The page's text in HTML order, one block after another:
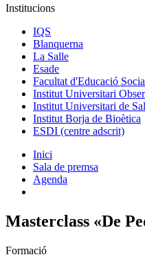
Institucions
IQS
Blanquerna
La Salle
Esade
Facultat d'Educació
Institut Universitari
Institut Universitari de
Institut Borja de Bioètica
ESDI (centre adscrit)
Inici
Sala de premsa
Agenda
Masterclass «De
Formació